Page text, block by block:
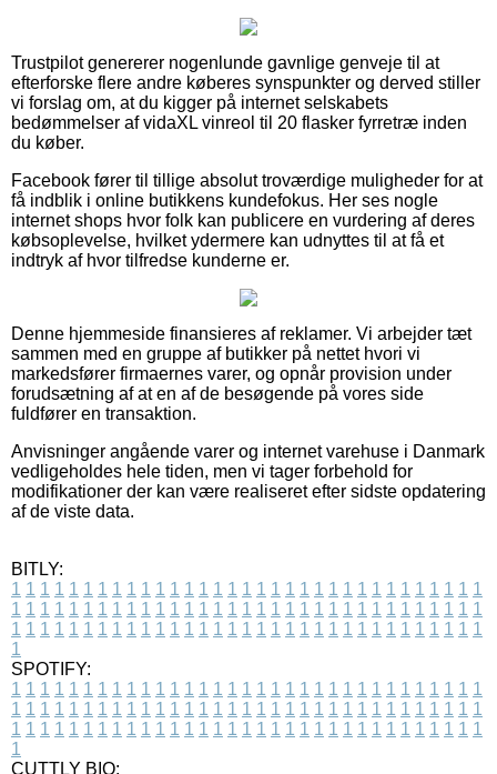
Trustpilot genererer nogenlunde gavnlige genveje til at
efterforske flere andre køberes synspunkter og derved stiller
vi forslag om, at du kigger på internet selskabets
bedømmelser af vidaXL vinreol til 20 flasker fyrretræ inden
du køber.
Facebook fører til tillige absolut troværdige muligheder for at
få indblik i online butikkens kundefokus. Her ses nogle
internet shops hvor folk kan publicere en vurdering af deres
købsoplevelse, hvilket ydermere kan udnyttes til at få et
indtryk af hvor tilfredse kunderne er.
Denne hjemmeside finansieres af reklamer. Vi arbejder tæt
sammen med en gruppe af butikker på nettet hvori vi
markedsfører firmaernes varer, og opnår provision under
forudsætning af at en af de besøgende på vores side
fuldfører en transaktion.
Anvisninger angående varer og internet varehuse i Danmark
vedligeholdes hele tiden, men vi tager forbehold for
modifikationer der kan være realiseret efter sidste opdatering
af de viste data.
BITLY:
1 1 1 1 1 1 1 1 1 1 1 1 1 1 1 1 1 1 1 1 1 1 1 1 1 1 1 1 1 1 1 1 1
1 1 1 1 1 1 1 1 1 1 1 1 1 1 1 1 1 1 1 1 1 1 1 1 1 1 1 1 1 1 1 1 1
1 1 1 1 1 1 1 1 1 1 1 1 1 1 1 1 1 1 1 1 1 1 1 1 1 1 1 1 1 1 1 1 1
1
SPOTIFY:
1 1 1 1 1 1 1 1 1 1 1 1 1 1 1 1 1 1 1 1 1 1 1 1 1 1 1 1 1 1 1 1 1
1 1 1 1 1 1 1 1 1 1 1 1 1 1 1 1 1 1 1 1 1 1 1 1 1 1 1 1 1 1 1 1 1
1 1 1 1 1 1 1 1 1 1 1 1 1 1 1 1 1 1 1 1 1 1 1 1 1 1 1 1 1 1 1 1 1
1
CUTTLY BIO: